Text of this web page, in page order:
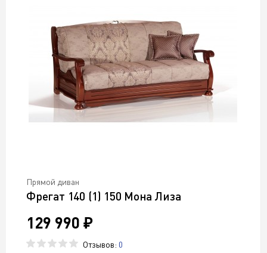
Прямой диван
Фрегат 140 (1) 150 Мона Лиза
129 990 ₽
Отзывов: 0